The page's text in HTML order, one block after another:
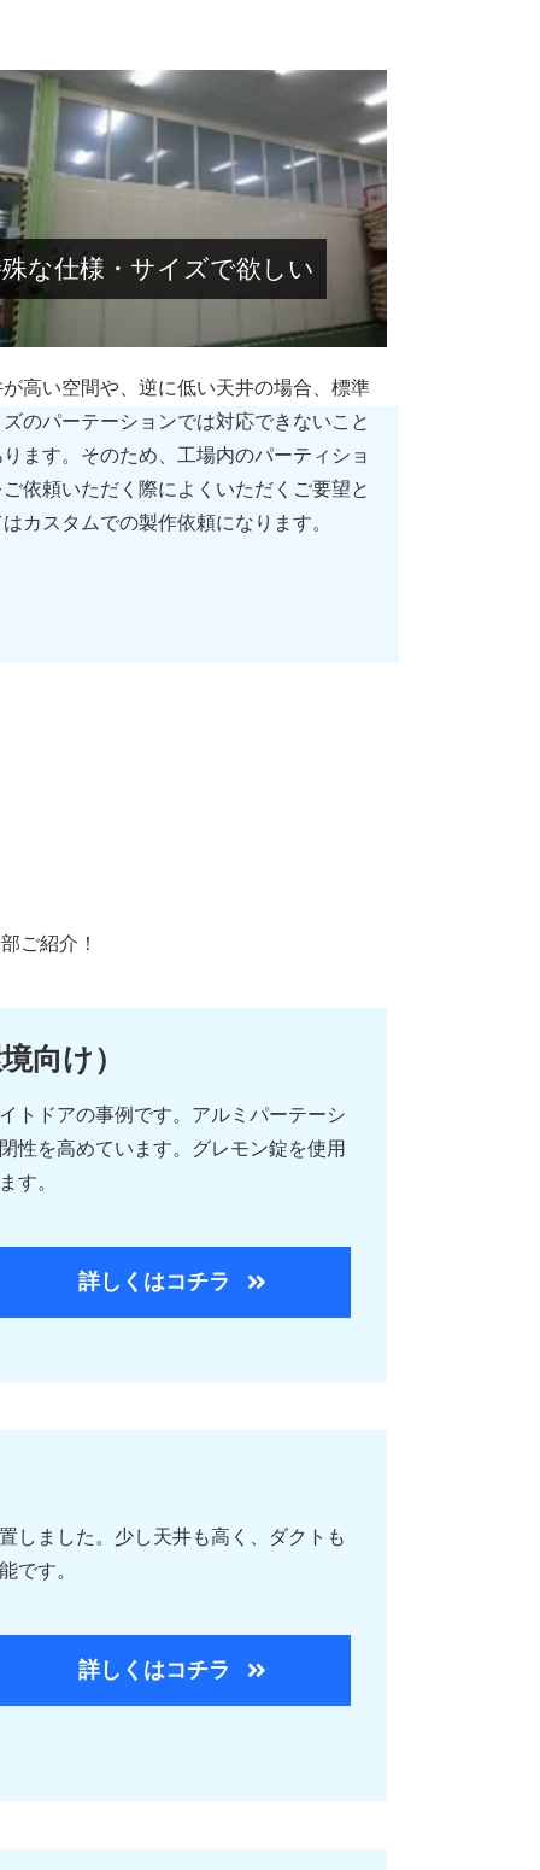
な仕様・サイズで欲しい
高い空間や、逆に低い天井の場合、標準
のパーテーションでは対応できないこと
ます。そのため、工場内のパーティショ
依頼いただく際によくいただくご要望と
カスタムでの製作依頼になります。
ご紹介！
向け）
トドアの事例です。アルミパーテーシ
性を高めています。グレモン錠を使用
す。
詳しくはコチラ
しました。少し天井も高く、ダクトも
です。
詳しくはコチラ